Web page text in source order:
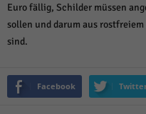
Euro fällig, Schilder müssen
sollen und darum aus
sind.
Facebook